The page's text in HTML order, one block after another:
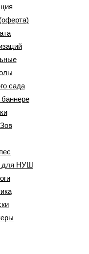
сада
для НУШ